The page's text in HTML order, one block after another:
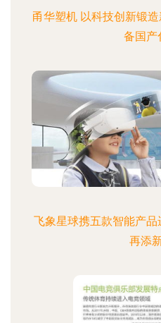
甬华塑机 以科技创新锻
备国产
飞象星球携五款智能产
再添